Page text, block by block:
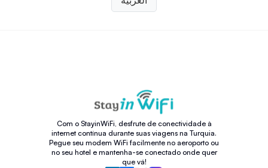
Com o StayinWiFi, desfrute de conectividade à
internet contínua durante suas viagens na Turquia.
Pegue seu modem WiFi facilmente no aeroporto ou
no seu hotel e mantenha-se conectado onde quer
que vá!